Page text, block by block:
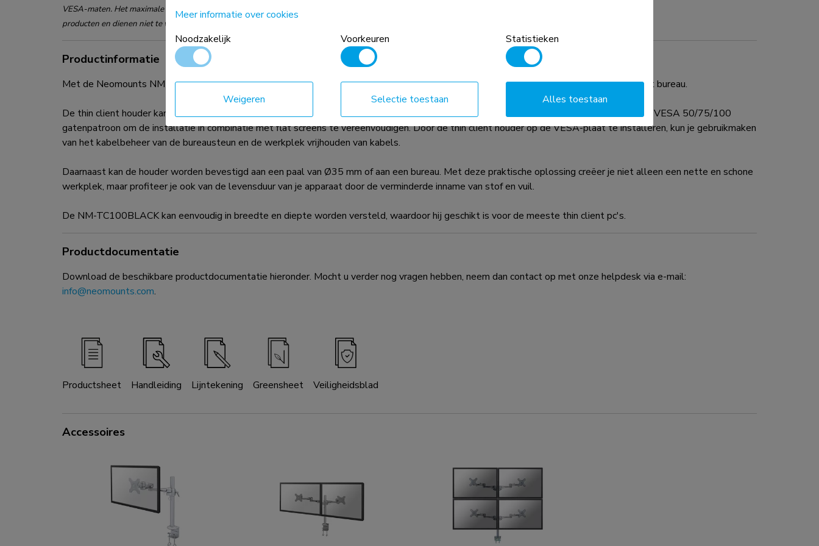
VESA-maten. Het maximale gewicht en de VESA-maat zijn absolute beperkingen voor de
producten en dienen niet te worden overschreden.
Productinformatie
Met de Neomounts NM-TC100BLACK thin client houder kun je een thin client computer installeren op een monitorarm, stang of onder het bureau.
De thin client houder kan uit het zicht worden geïnstalleerd, achter de monitor, direct op de VESA-plaat. De NM-TC100BLACK heeft een VESA 50/75/100
gatenpatroon om de installatie in combinatie met flat screens te vereenvoudigen. Door de thin client houder op de VESA-plaat te installeren, kun je gebruikmaken
van het kabelbeheer van de bureausteun en de werkplek vrijhouden van kabels.
Daarnaast kan de houder worden bevestigd aan een paal van Ø35 mm of aan een bureau. Met deze praktische oplossing creëer je niet alleen een nette en schone
werkplek, maar profiteer je ook van de levensduur van je apparaat door de verminderde inname van stof en vuil.
De NM-TC100BLACK kan eenvoudig in breedte en diepte worden versteld, waardoor hij geschikt is voor de meeste thin client pc's.
Productdocumentatie
Download de beschikbare productdocumentatie hieronder. Mocht u verder nog vragen hebben, neem dan contact op met onze helpdesk via e-mail:
info@neomounts.com.
Productsheet Handleiding Lijntekening Greensheet Veiligheidsblad
Accessoires
Meer informatie over cookies
Noodzakelijk
Voorkeuren Statistieken
Weigeren Selectie toestaan Alles toestaan